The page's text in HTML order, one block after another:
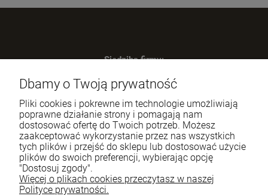
Siedziba firmy:
SWIP Decortrend Sp. z o.o. Sp. K.
ul. Legnicka 28
25-328 Kielce
NIP: 959-197-34-59
Tel.:
517-378-341
e-mail: sklep.decortrend@gmail.com
Pomoc
Dbamy o Twoją prywatność
Pliki cookies i pokrewne im technologie umożliwiają
poprawne działanie strony i pomagają nam
dostosować ofertę do Twoich potrzeb. Możesz
zaakceptować wykorzystanie przez nas wszystkich
tych plików i przejść do sklepu lub dostosować użycie
plików do swoich preferencji, wybierając opcję
"Dostosuj zgody".
Więcej o plikach cookies przeczytasz w naszej
Polityce prywatności.